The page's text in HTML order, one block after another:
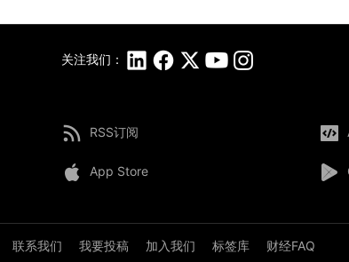
关注我们：
RSS订阅
App Store
联系我们 我要投稿 加入我们 标签库 财经FAQ